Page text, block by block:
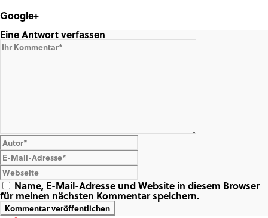
Google+
Share on Google+
Eine Antwort verfassen
Name, E-Mail-Adresse und Website in diesem Browser
für meinen nächsten Kommentar speichern.